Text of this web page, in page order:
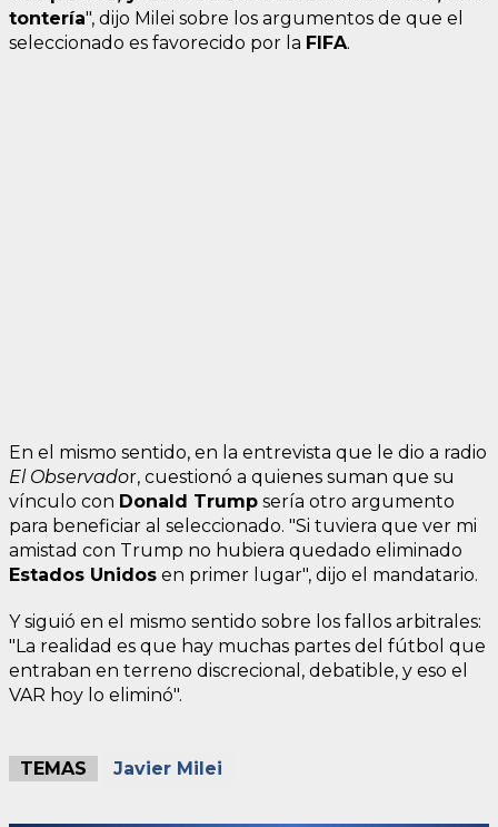
tontería", dijo Milei sobre los argumentos de que el
seleccionado es favorecido por la FIFA.
En el mismo sentido, en la entrevista que le dio a radio
El Observador, cuestionó a quienes suman que su
vínculo con Donald Trump sería otro argumento
para beneficiar al seleccionado. "Si tuviera que ver mi
amistad con Trump no hubiera quedado eliminado
Estados Unidos en primer lugar", dijo el mandatario.
Y siguió en el mismo sentido sobre los fallos arbitrales:
"La realidad es que hay muchas partes del fútbol que
entraban en terreno discrecional, debatible, y eso el
VAR hoy lo eliminó".
TEMAS Javier Milei